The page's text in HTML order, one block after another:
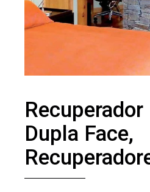
Dupla Face,